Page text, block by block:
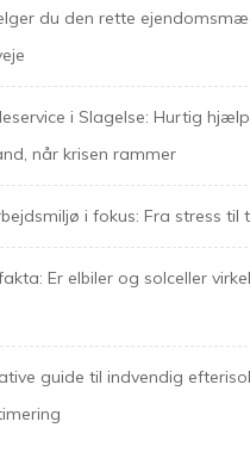
du den rette
i Slagelse: Hurtig
når krisen rammer
i fokus: Fra stress til
Er elbiler og solceller
guide til indvendig